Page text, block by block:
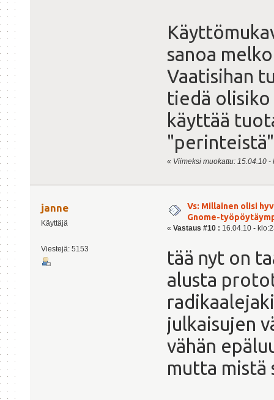
sanoa
Vaatisihan
tiedä olisiko
käyttää
« Viimeksi muokattu: 15.04.10
janne
Käyttäjä
Viestejä: 5153
Vs: Millainen olisi
Gnome-
« Vastaus #10 : 16.04.10 -
tää nyt on
alusta
julkaisujen
vähän
mutta mistä